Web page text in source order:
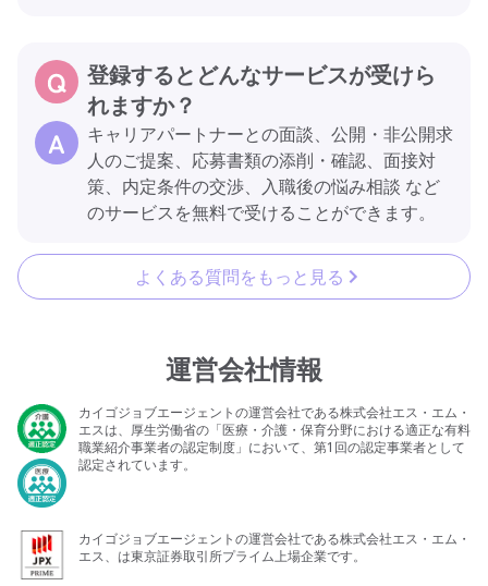
登録するとどんなサービスが受けら
れますか？
キャリアパートナーとの面談、公開・非公開求
人のご提案、応募書類の添削・確認、面接対
策、内定条件の交渉、入職後の悩み相談 など
のサービスを無料で受けることができます。
よくある質問をもっと見る
運営会社情報
カイゴジョブエージェントの運営会社である株式会社エス・エム・
エスは、厚生労働省の「医療・介護・保育分野における適正な有料
職業紹介事業者の認定制度」において、第1回の認定事業者として
認定されています。
カイゴジョブエージェントの運営会社である株式会社エス・エム・
エス、は東京証券取引所プライム上場企業です。